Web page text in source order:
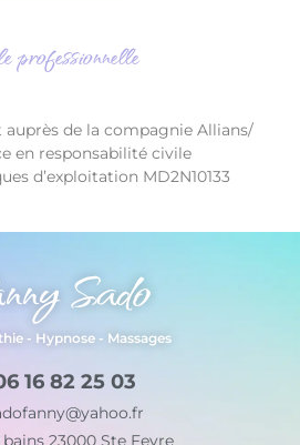
professionnelle
auprès de la compagnie Allians/
en responsabilité civile
d’exploitation MD2N10133
Sado
- Hypnose - Massages
16 82 25 03
bains 23000 Ste Feyre